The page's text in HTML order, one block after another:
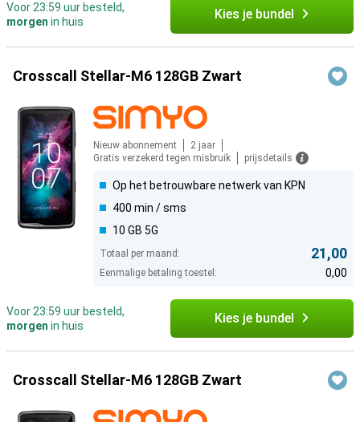
Voor 23:59 uur besteld,
morgen in huis Kies je bundel
Crosscall Stellar-M6 128GB Zwart
Nieuw abonnement
2 jaar
Gratis verzekerd tegen misbruik
prijsdetails
Op het betrouwbare netwerk van KPN
400 min / sms
10 GB 5G
Totaal per maand: 21,00
Eenmalige betaling toestel: 0,00
Voor 23:59 uur besteld,
morgen in huis Kies je bundel
Crosscall Stellar-M6 128GB Zwart